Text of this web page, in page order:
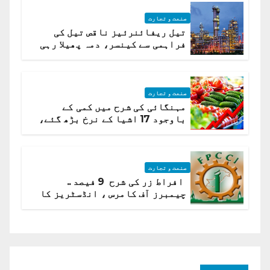
صنعت و تجارت
تیل ریفائنرئیز ناقص تیل کی
فراہمی سے کینسر، دمہ پھیلا رہی
صنعت و تجارت
مہنگائی کی شرح میں کمی کے
باوجود 17 اشیا کے نرخ بڑھ گئے،
صنعت و تجارت
افراط زر کی شرح 9 فیصد ..
چیمبرز آف کامرس ، انڈسٹریز کا